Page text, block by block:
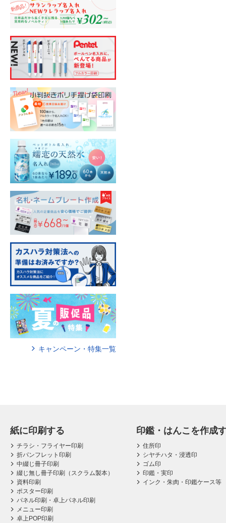
キャンペーン・特集一覧
紙に印刷する
チラシ・フライヤー印刷
折パンフレット印刷
中綴じ冊子印刷
綴じ無し冊子印刷（スクラム製本）
資料印刷
ポスター印刷
パネル印刷・卓上パネル印刷
メニュー印刷
卓上POP印刷
印鑑・はんこを作成
住所印
シヤチハタ・浸透印
ゴム印
印鑑・実印
インク・朱肉・印鑑ケース等